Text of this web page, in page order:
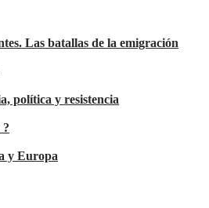
Las batallas de la emigración
política y resistencia
?
y Europa